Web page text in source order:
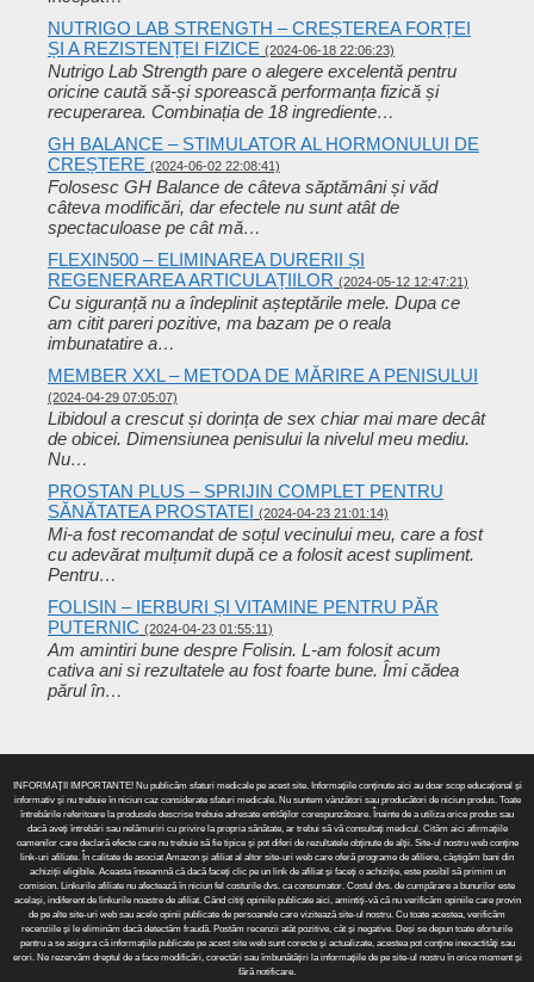
NUTRIGO LAB STRENGTH – CREȘTEREA FORȚEI
ȘI A REZISTENȚEI FIZICE (2024-06-18 22:06:23)
Nutrigo Lab Strength pare o alegere excelentă pentru
oricine caută să-și sporească performanța fizică și
recuperarea. Combinația de 18 ingrediente…
GH BALANCE – STIMULATOR AL HORMONULUI DE
CREȘTERE (2024-06-02 22:08:41)
Folosesc GH Balance de câteva săptămâni și văd
câteva modificări, dar efectele nu sunt atât de
spectaculoase pe cât mă…
FLEXIN500 – ELIMINAREA DURERII ȘI
REGENERAREA ARTICULAȚIILOR (2024-05-12 12:47:21)
Cu siguranță nu a îndeplinit așteptările mele. Dupa ce
am citit pareri pozitive, ma bazam pe o reala
imbunatatire a…
MEMBER XXL – METODA DE MĂRIRE A PENISULUI
(2024-04-29 07:05:07)
Libidoul a crescut și dorința de sex chiar mai mare decât
de obicei. Dimensiunea penisului la nivelul meu mediu.
Nu…
PROSTAN PLUS – SPRIJIN COMPLET PENTRU
SĂNĂTATEA PROSTATEI (2024-04-23 21:01:14)
Mi-a fost recomandat de soțul vecinului meu, care a fost
cu adevărat mulțumit după ce a folosit acest supliment.
Pentru…
FOLISIN – IERBURI ȘI VITAMINE PENTRU PĂR
PUTERNIC (2024-04-23 01:55:11)
Am amintiri bune despre Folisin. L-am folosit acum
cativa ani si rezultatele au fost foarte bune. Îmi cădea
părul în…
INFORMAȚII IMPORTANTE! Nu publicăm sfaturi medicale pe acest site. Informațiile conținute aici au doar scop educațional și
informativ și nu trebuie în niciun caz considerate sfaturi medicale. Nu suntem vânzători sau producători de niciun produs. Toate
întrebările referitoare la produsele descrise trebuie adresate entităților corespunzătoare. Înainte de a utiliza orice produs sau
dacă aveți întrebări sau nelămuriri cu privire la propria sănătate, ar trebui să vă consultați medicul. Cităm aici afirmațiile
oamenilor care declară efecte care nu trebuie să fie tipice și pot diferi de rezultatele obținute de alții. Site-ul nostru web conține
link-uri afiliate. În calitate de asociat Amazon și afiliat al altor site-uri web care oferă programe de afiliere, câștigăm bani din
achiziții eligibile. Aceasta înseamnă că dacă faceți clic pe un link de afiliat și faceți o achiziție, este posibil să primim un
comision. Linkurile afiliate nu afectează în niciun fel costurile dvs. ca consumator. Costul dvs. de cumpărare a bunurilor este
același, indiferent de linkurile noastre de afiliat. Când citiți opiniile publicate aici, amintiți-vă că nu verificăm opiniile care provin
de pe alte site-uri web sau acele opinii publicate de persoanele care vizitează site-ul nostru. Cu toate acestea, verificăm
recenziile și le eliminăm dacă detectăm fraudă. Postăm recenzii atât pozitive, cât și negative. Deși se depun toate eforturile
pentru a se asigura că informațiile publicate pe acest site web sunt corecte și actualizate, acestea pot conține inexactități sau
erori. Ne rezervăm dreptul de a face modificări, corectări sau îmbunătățiri la informațiile de pe site-ul nostru în orice moment și
fără notificare.